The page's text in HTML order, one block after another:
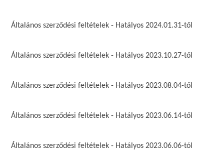
Általános szerződési feltételek - Hatályos 2024.01.31-től
Általános szerződési feltételek - Hatályos 2023.10.27-től
Általános szerződési feltételek - Hatályos 2023.08.04-től
Általános szerződési feltételek - Hatályos 2023.06.14-től
Általános szerződési feltételek - Hatályos 2023.06.06-tól